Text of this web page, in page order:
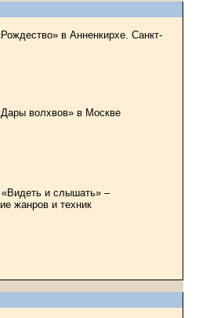
в Анненкирхе. Санкт-
волхвов» в Москве
и слышать» –
жанров и техник